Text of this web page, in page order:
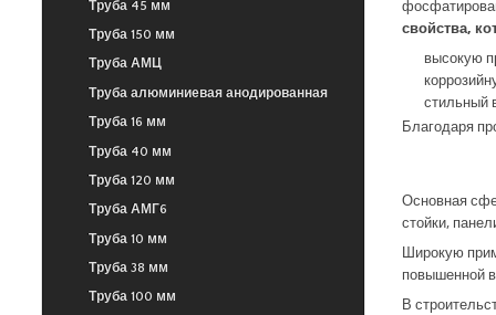
Труба 45 мм
Труба 150 мм
Труба АМЦ
Труба алюминиевая анодированная
Труба 16 мм
Труба 40 мм
Труба 120 мм
Труба АМГ6
Труба 10 мм
Труба 38 мм
Труба 100 мм
свойства,
высокую
стильный
Благодаря
Основная
стойки,
Широкую
повышенной
В